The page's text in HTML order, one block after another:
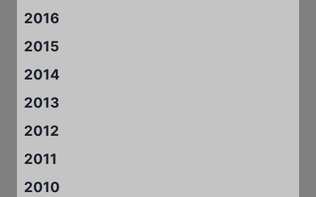
2016
2015
2014
2013
2012
2011
2010